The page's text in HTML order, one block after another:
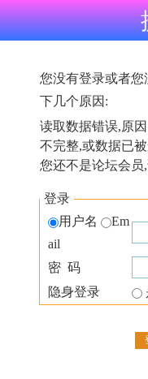
您没有登录或者
下几个原因:
读取数据错误,原
不完整,或数据已
您还不是论坛会员
登录
用户名
Em
ail
密 码
隐身登录